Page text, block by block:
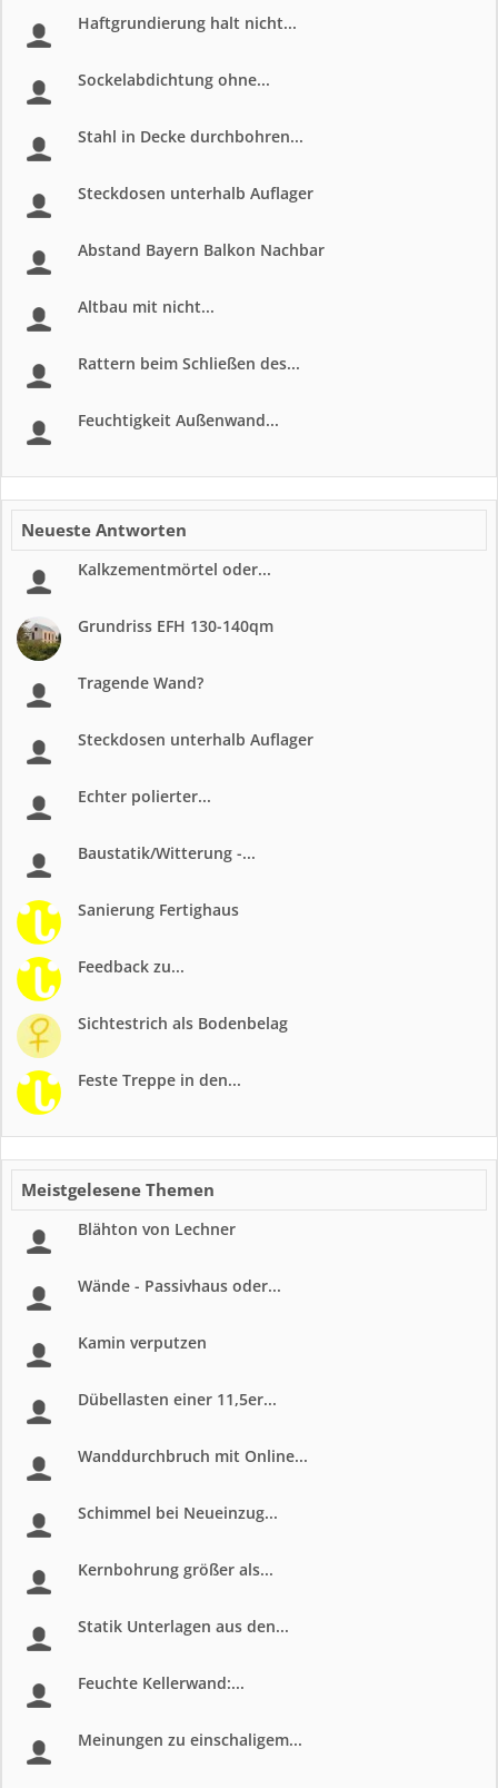
Haftgrundierung halt nicht...
Sockelabdichtung ohne...
Stahl in Decke durchbohren...
Steckdosen unterhalb Auflager
Abstand Bayern Balkon Nachbar
Altbau mit nicht...
Rattern beim Schließen des...
Feuchtigkeit Außenwand...
Neueste Antworten
Kalkzementmörtel oder...
Grundriss EFH 130-140qm
Tragende Wand?
Steckdosen unterhalb Auflager
Echter polierter...
Baustatik/Witterung -...
Sanierung Fertighaus
Feedback zu...
Sichtestrich als Bodenbelag
Feste Treppe in den...
Meistgelesene Themen
Blähton von Lechner
Wände - Passivhaus oder...
Kamin verputzen
Dübellasten einer 11,5er...
Wanddurchbruch mit Online...
Schimmel bei Neueinzug...
Kernbohrung größer als...
Statik Unterlagen aus den...
Feuchte Kellerwand:...
Meinungen zu einschaligem...